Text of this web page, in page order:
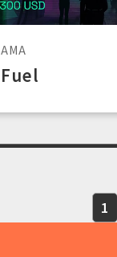
AMA
Fuel
1